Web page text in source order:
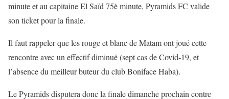
minute et au capitaine El Saïd 75è minute, Pyramids FC valide
son ticket pour la finale.
Il faut rappeler que les rouge et blanc de Matam ont joué cette
rencontre avec un effectif diminué (sept cas de Covid-19, et
l’absence du meilleur buteur du club Boniface Haba).
Le Pyramids disputera donc la finale dimanche prochain contre